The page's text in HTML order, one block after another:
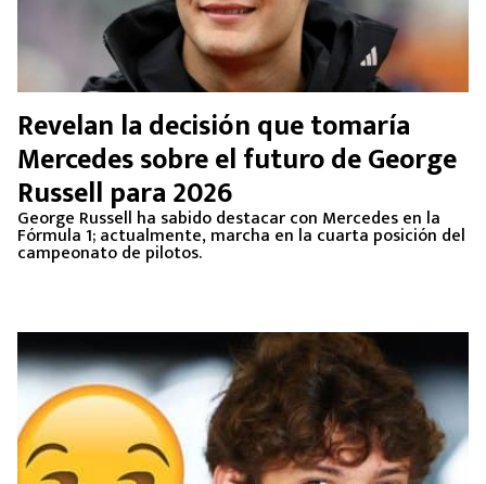
Revelan la decisión que tomaría
Mercedes sobre el futuro de George
Russell para 2026
George Russell ha sabido destacar con Mercedes en la
Fórmula 1; actualmente, marcha en la cuarta posición del
campeonato de pilotos.